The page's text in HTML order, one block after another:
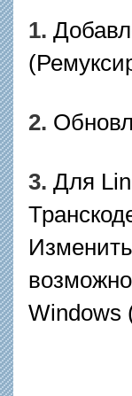
1.
2.
3. Для
Windows